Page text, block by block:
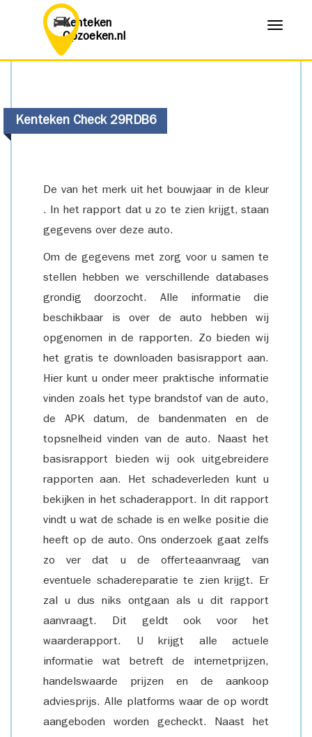
Kenteken
Opzoeken.nl
Menu
Kenteken Check 29RDB6
De van het merk uit het bouwjaar in de kleur
. In het rapport dat u zo te zien krijgt, staan
gegevens over deze auto.
Om de gegevens met zorg voor u samen te
stellen hebben we verschillende databases
grondig doorzocht. Alle informatie die
beschikbaar is over de auto hebben wij
opgenomen in de rapporten. Zo bieden wij
het gratis te downloaden basisrapport aan.
Hier kunt u onder meer praktische informatie
vinden zoals het type brandstof van de auto,
de APK datum, de bandenmaten en de
topsnelheid vinden van de auto. Naast het
basisrapport bieden wij ook uitgebreidere
rapporten aan. Het schadeverleden kunt u
bekijken in het schaderapport. In dit rapport
vindt u wat de schade is en welke positie die
heeft op de auto. Ons onderzoek gaat zelfs
zo ver dat u de offerteaanvraag van
eventuele schadereparatie te zien krijgt. Er
zal u dus niks ontgaan als u dit rapport
aanvraagt. Dit geldt ook voor het
waarderapport. U krijgt alle actuele
informatie wat betreft de internetprijzen,
handelswaarde prijzen en de aankoop
adviesprijs. Alle platforms waar de op wordt
aangeboden worden gecheckt. Naast het